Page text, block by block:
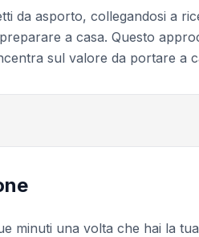
da asporto, collegandosi a
a casa. Questo
sul valore da portare a
minuti una volta che hai la tua